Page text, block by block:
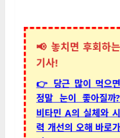
📢 놓치면 후회하는
기사!
👉 당근 많이 먹으면
정말 눈이 좋아질까?
비타민 A의 실체와 시
력 개선의 오해 바로가